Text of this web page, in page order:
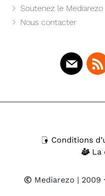
Soutenez le Mediarezo
Nous contacter
Conditions
La
Mediarezo | 2009